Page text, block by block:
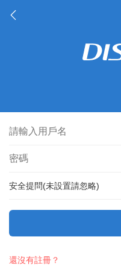
安全提問(未設置請忽略)
還沒有註冊？